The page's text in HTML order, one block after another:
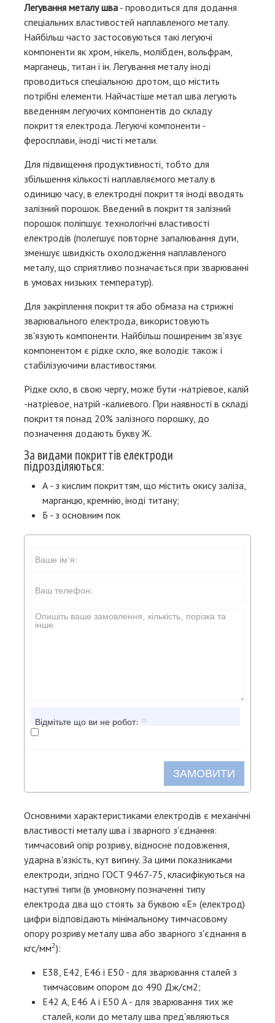
Легування металу шва - проводиться для додання
спеціальних властивостей наплавленого металу.
Найбільш часто застосовуються такі легуючі
компоненти як хром, нікель, молібден, вольфрам,
марганець, титан і ін. Легування металу іноді
проводиться спеціальною дротом, що містить
потрібні елементи. Найчастіше метал шва легують
введенням легуючих компонентів до складу
покриття електрода. Легуючі компоненти -
феросплави, іноді чисті метали.
Для підвищення продуктивності, тобто для
збільшення кількості наплавляємого металу в
одиницю часу, в електродні покриття іноді вводять
залізний порошок. Введений в покриття залізний
порошок поліпшує технологічні властивості
електродів (полегшує повторне запалювання дуги,
зменшує швидкість охолодження наплавленого
металу, що сприятливо позначається при зварюванні
в умовах низьких температур).
Для закріплення покриття або обмаза на стрижні
зварювального електрода, використовують
зв'язують компоненти. Найбільш поширеним зв'язує
компонентом є рідке скло, яке володіє також і
стабілізуючими властивостями.
Рідке скло, в свою чергу, може бути -натріевое, калій
-натріевое, натрій -калиевого. При наявності в складі
покриття понад 20% залізного порошку, до
позначення додають букву Ж.
За видами покриттів електроди
підрозділяються:
А - з кислим покриттям, що містить окису заліза,
марганцю, кремнію, іноді титану;
Б - з основним пок
Відмітьте що ви не робот:
ЗАМОВИТИ
Основними характеристиками електродів є механічні
властивості металу шва і зварного з'єднання:
тимчасовий опір розриву, відносне подовження,
ударна в'язкість, кут вигину. За цими показниками
електроди, згідно ГОСТ 9467-75, класифікуються на
наступні типи (в умовному позначенні типу
електрода два що стоять за буквою «Е» (електрод)
цифри відповідають мінімальному тимчасовому
опору розриву металу шва або зварного з'єднання в
кгс/мм2):
Е38, Е42, Е46 і Е50 - для зварювання сталей з
тимчасовим опором до 490 Дж/см2;
Е42 А, Е46 А і Е50 А - для зварювання тих же
сталей, коли до металу шва пред'являються